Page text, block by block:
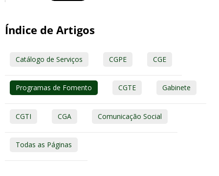
Índice de Artigos
Catálogo de Serviços CGPE CGE
Programas de Fomento CGTE Gabinete
CGTI CGA Comunicação Social
Todas as Páginas